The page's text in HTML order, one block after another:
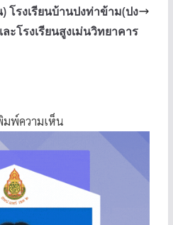
โรงเรียนบ้านปงท่าข้าม(ปง
ะโรงเรียนสูงเม่นวิทยาคาร
มพ์ความเห็น